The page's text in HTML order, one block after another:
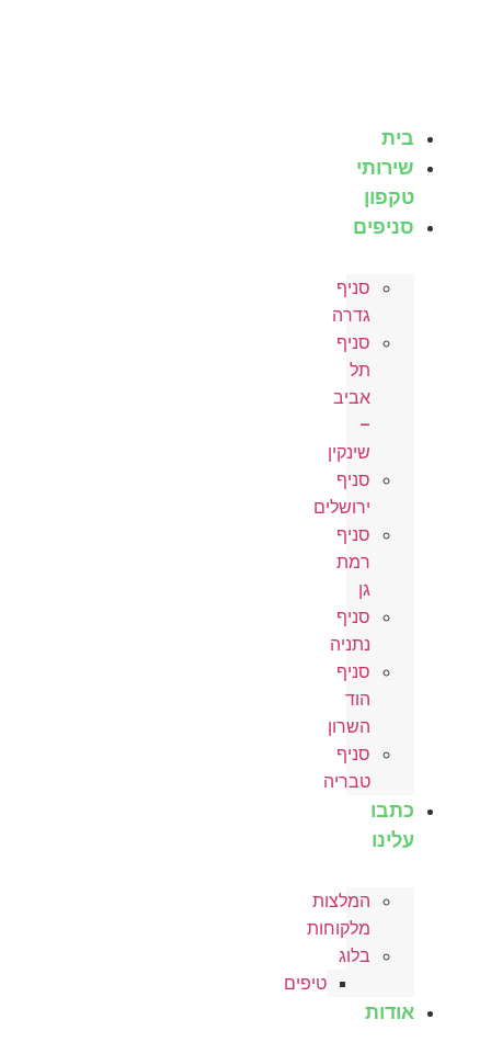
בית
שירותי
טקפון
סניפים
סניף
גדרה
סניף
תל
אביב
–
שינקין
סניף
ירושלים
סניף
רמת
גן
סניף
נתניה
סניף
הוד
השרון
סניף
טבריה
כתבו
עלינו
המלצות
מלקוחות
בלוג
טיפים
אודות